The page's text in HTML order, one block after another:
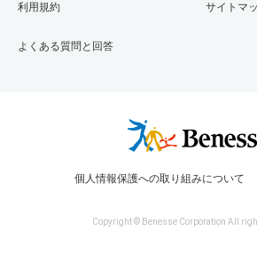
利用規約
よくある質問と回答
サイトマ
個人情報保護への取り組みについて
Copyright © Benesse Corporation All